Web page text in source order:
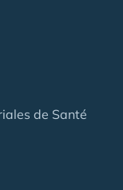
de Santé